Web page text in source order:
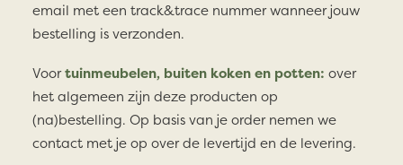
email met een track&trace nummer wanneer jouw
bestelling is verzonden.
Voortuinmeubelen, buiten koken en potten: over
het algemeen zijn deze producten op
(na)bestelling. Op basis van je order nemen we
contact met je op over de levertijd en de levering.